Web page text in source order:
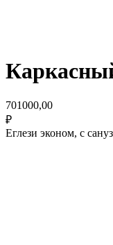
701000,00
₽
Еглези эконом, с